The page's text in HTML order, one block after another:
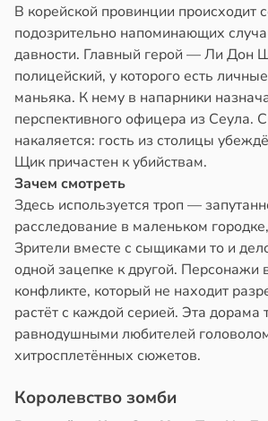
В корейской провинции происходит
подозрительно напоминающих
давности. Главный герой — Ли Дон
полицейский, у которого есть
маньяка. К нему в напарники
перспективного офицера из Сеула.
накаляется: гость из столицы
Щик причастен к убийствам.
Зачем смотреть
Здесь используется троп —
расследование в маленьком
Зрители вместе с сыщиками то и
одной зацепке к другой. Персонажи
конфликте, который не находит
растёт с каждой серией. Эта дорама
равнодушными любителей
хитросплетённых сюжетов.
Королевство зомби